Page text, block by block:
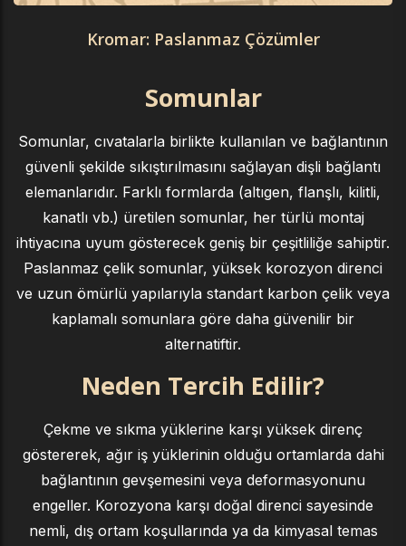
Kromar: Paslanmaz Çözümler
Somunlar
Somunlar, cıvatalarla birlikte kullanılan ve bağlantının
güvenli şekilde sıkıştırılmasını sağlayan dişli bağlantı
elemanlarıdır. Farklı formlarda (altıgen, flanşlı, kilitli,
kanatlı vb.) üretilen somunlar, her türlü montaj
ihtiyacına uyum gösterecek geniş bir çeşitliliğe sahiptir.
Paslanmaz çelik somunlar, yüksek korozyon direnci
ve uzun ömürlü yapılarıyla standart karbon çelik veya
kaplamalı somunlara göre daha güvenilir bir
alternatiftir.
Neden Tercih Edilir?
Çekme ve sıkma yüklerine karşı yüksek direnç
göstererek, ağır iş yüklerinin olduğu ortamlarda dahi
bağlantının gevşemesini veya deformasyonunu
engeller. Korozyona karşı doğal direnci sayesinde
nemli, dış ortam koşullarında ya da kimyasal temas